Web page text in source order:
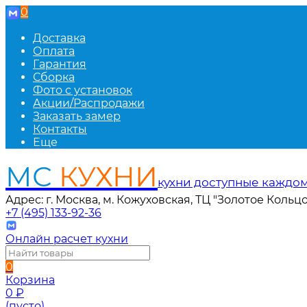
0
Доставка
Оплата
Гарантия
Сборка
Фото с установок
Акции/Распродажи
Заказать замер
Контакты
Еще
МС КУХНИ кухни доступные
Адрес: г. Москва, м. Кожуховская, ТЦ "Золотое
+7 (495) 133-92-36
Онлайн расчет кухни
0
Корзина
0 ₽